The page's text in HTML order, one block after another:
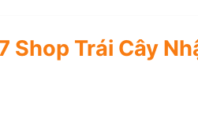
Shop Trái Cây